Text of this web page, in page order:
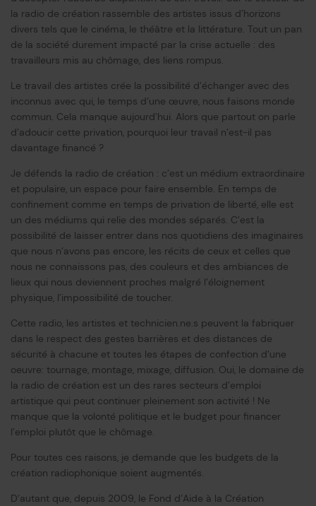
la radio de création rassemble des artistes issus d’horizons
divers tels que le cinéma, le théâtre et la littérature. Tout un pan
de la société durement impacté par la crise actuelle : des
travailleurs mis au chômage, des liens rompus.
Le travail des artistes crée la possibilité d’échanger avec des
inconnus avec qui, le temps d’une œuvre, nous faisons monde
commun. Cela manque aujourd’hui. Alors que partout on parle
d’adoucir cette privation, pourquoi leur travail n’est-il pas
davantage financé ?
Je défends la radio de création : c’est un médium extraordinaire
et populaire, un espace pour faire ensemble. En temps de
confinement comme en temps de privation de liberté, elle est
un des médiums qui relie des mondes séparés. C’est la
possibilité de laisser entrer dans nos quotidiens des imaginaires
que nous n’avons pas encore, les récits de ceux et celles que
nous ne connaissons pas, des couleurs et des ambiances de
lieux qui nous deviennent proches malgré l’éloignement
physique, l’impossibilité de toucher.
Cette radio, les artistes et technicien.ne.s peuvent la fabriquer
dans le respect des gestes barrières et des distances de
sécurité à chacune et toutes les étapes de confection d’une
oeuvre: tournage, montage, mixage, diffusion. Oui, le domaine de
la radio de création est un des rares secteurs d’emploi
artistique qui peut continuer pleinement son activité ! Ne
manque que la volonté politique et le budget pour financer
l’emploi plutôt que le chômage.
Pour toutes ces raisons, je demande que les budgets de la
création radiophonique soient augmentés.
D’autant que, depuis 2009, le Fond d’Aide à la Création